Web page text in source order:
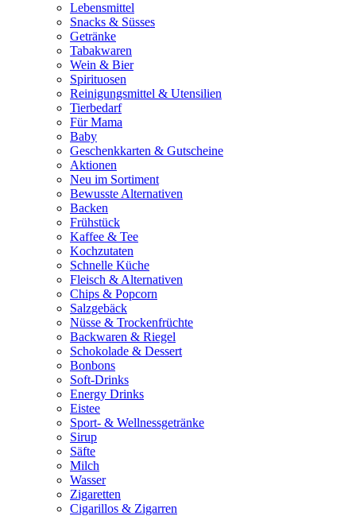
Lebensmittel
Snacks & Süsses
Getränke
Tabakwaren
Wein & Bier
Spirituosen
Reinigungsmittel & Utensilien
Tierbedarf
Für Mama
Baby
Geschenkkarten & Gutscheine
Aktionen
Neu im Sortiment
Bewusste Alternativen
Backen
Frühstück
Kaffee & Tee
Kochzutaten
Schnelle Küche
Fleisch & Alternativen
Chips & Popcorn
Salzgebäck
Nüsse & Trockenfrüchte
Backwaren & Riegel
Schokolade & Dessert
Bonbons
Soft-Drinks
Energy Drinks
Eistee
Sport- & Wellnessgetränke
Sirup
Säfte
Milch
Wasser
Zigaretten
Cigarillos & Zigarren